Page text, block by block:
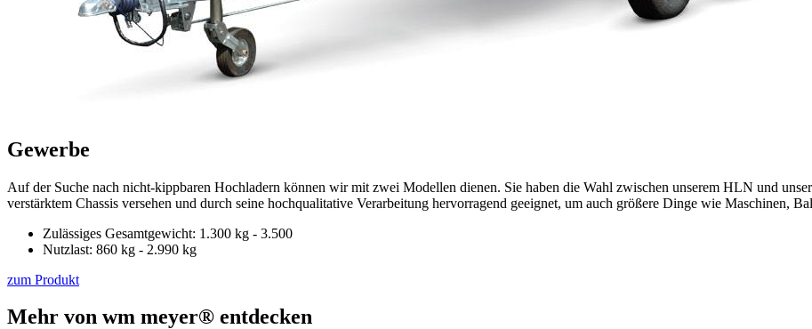
Gewerbe
Auf der Suche nach nicht-kippbaren Hochladern können wir mit zwei Modellen dienen. Sie haben die Wahl zwischen unserem HLN und
verstärktem Chassis versehen und durch seine hochqualitative Verarbeitung hervorragend geeignet, um auch größere Dinge wie Maschinen,
Zulässiges Gesamtgewicht: 1.300 kg - 3.500
Nutzlast: 860 kg - 2.990 kg
zum Produkt
Mehr von wm meyer® entdecken